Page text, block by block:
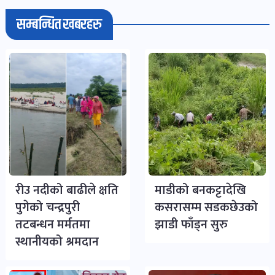
भिडियो-
व्यक्ति-
व्यक्तित्व
विचार-
ब्लग
पोष्ट
सम्बन्धित खबरहरु
रीउ नदीको बाढीले क्षति
पुगेको चन्द्रपुरी
तटबन्धन मर्मतमा
स्थानीयको श्रमदान
माडीको बनकट्टादेखि
कसरासम्म सडकछेउको
झाडी फाँड्न सुरु